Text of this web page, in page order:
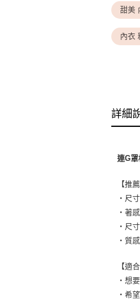
甜美
內衣
詳細
連G
【推
・尺
・著
・尺
・質
【適
・想
・希